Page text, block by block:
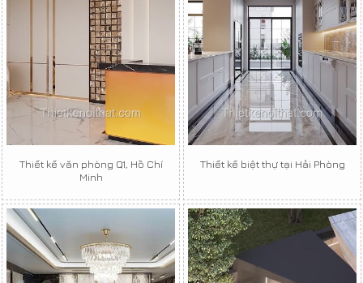
Thiết kế văn phòng Q1, Hồ Chí
Minh
Thiết kế biệt thự tại Hải Phòng